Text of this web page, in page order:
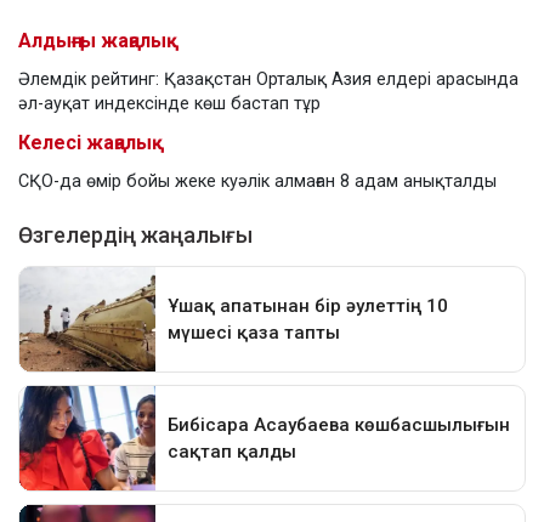
Алдыңғы жаңалық
Әлемдік рейтинг: Қазақстан Орталық Азия елдері арасында
әл-ауқат индексінде көш бастап тұр
Келесі жаңалық
СҚО-да өмір бойы жеке куәлік алмаған 8 адам анықталды